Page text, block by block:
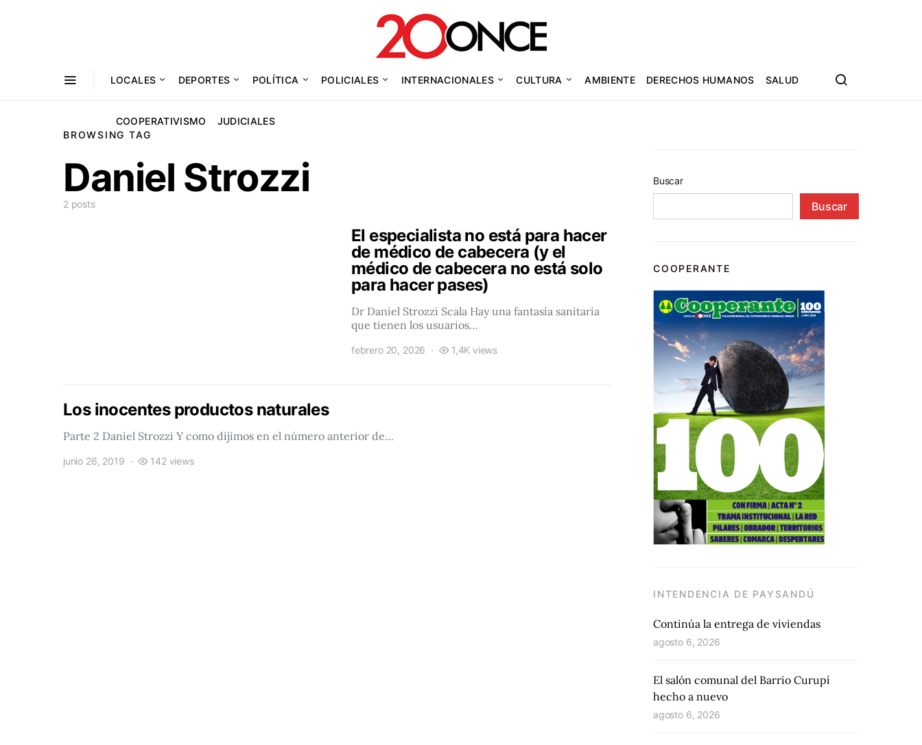
LOCALES DEPORTES POLÍTICA POLICIALES INTERNACIONALES CULTURA AMBIENTE DERECHOS HUMANOS SALUD
COOPERATIVISMO
JUDICIALES
BROWSING TAG
Daniel Strozzi
2 posts
El especialista no está para hacer
de médico de cabecera (y el
médico de cabecera no está solo
para hacer pases)
Dr Daniel Strozzi Scala Hay una fantasía sanitaria
que tienen los usuarios…
febrero 20, 2026 1,4K views
Los inocentes productos naturales
Parte 2 Daniel Strozzi Y como dijimos en el número anterior de…
junio 26, 2019 142 views
Buscar
Buscar
COOPERANTE
INTENDENCIA DE PAYSANDÚ
Continúa la entrega de viviendas
agosto 6, 2026
El salón comunal del Barrio Curupí
hecho a nuevo
agosto 6, 2026